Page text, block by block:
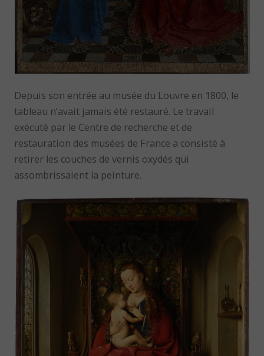
Depuis son entrée au musée du Louvre en 1800, le
tableau n’avait jamais été restauré. Le travail
exécuté par le Centre de recherche et de
restauration des musées de France a consisté à
retirer les couches de vernis oxydés qui
assombrissaient la peinture.